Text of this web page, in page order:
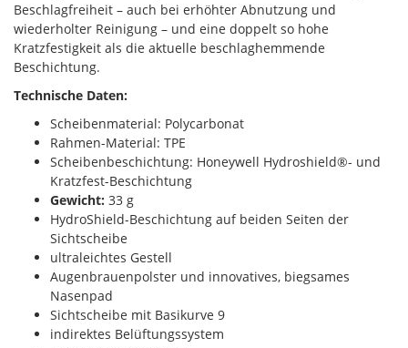
Beschlagfreiheit – auch bei erhöhter Abnutzung und
wiederholter Reinigung – und eine doppelt so hohe
Kratzfestigkeit als die aktuelle beschlaghemmende
Beschichtung.
Technische Daten:
Scheibenmaterial: Polycarbonat
Rahmen-Material: TPE
Scheibenbeschichtung: Honeywell Hydroshield®- und
Kratzfest-Beschichtung
Gewicht: 33 g
HydroShield-Beschichtung auf beiden Seiten der
Sichtscheibe
ultraleichtes Gestell
Augenbrauenpolster und innovatives, biegsames
Nasenpad
Sichtscheibe mit Basikurve 9
indirektes Belüftungssystem